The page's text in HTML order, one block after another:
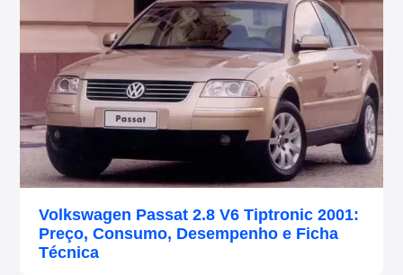
Volkswagen Passat 2.8 V6 Tiptronic 2001:
Preço, Consumo, Desempenho e Ficha
Técnica